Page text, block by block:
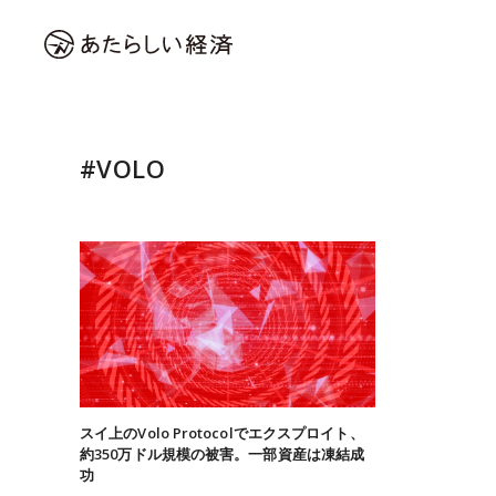
#VOLO
スイ上のVolo Protocolでエクスプロイト、
約350万ドル規模の被害。一部資産は凍結成
功